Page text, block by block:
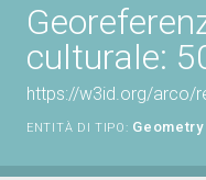
culturale:
https://w3id.org/arco/
ENTITÀ DI TIPO: Geometry